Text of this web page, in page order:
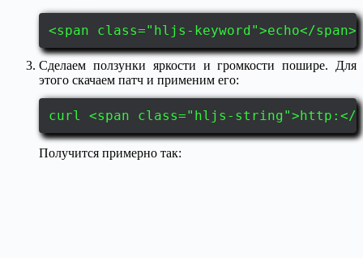
<span class="hljs-keyword">echo</
Сделаем ползунки яркости и громкости пошире. Для
этого скачаем патч и применим его:
curl <span class="hljs-string">http:</
Получится примерно так: